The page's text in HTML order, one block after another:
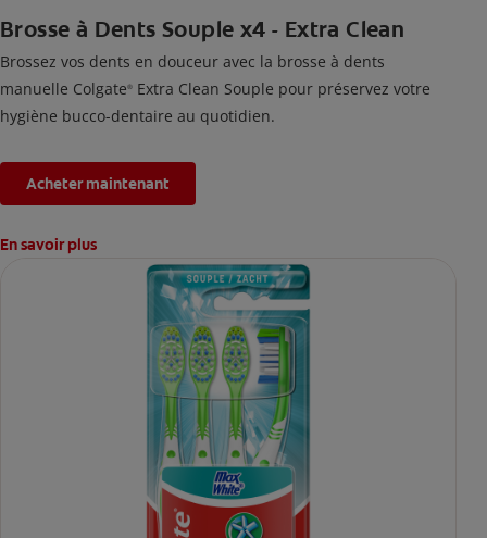
Brosse à Dents Souple x4 - Extra Clean
Brossez vos dents en douceur avec la brosse à dents
manuelle Colgate® Extra Clean Souple pour préservez votre
hygiène bucco-dentaire au quotidien.
Acheter maintenant
En savoir plus